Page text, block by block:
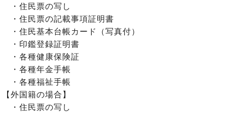
・住民票の写し
・住民票の記載事項証明書
・住民基本台帳カード（写真付）
・印鑑登録証明書
・各種健康保険証
・各種年金手帳
・各種福祉手帳
【外国籍の場合】
・住民票の写し